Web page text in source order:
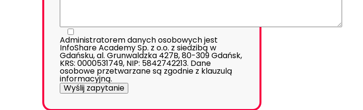
Administratorem danych osobowych jest
InfoShare Academy Sp. z o.o. z siedzibą w
Gdańsku, al. Grunwaldzka 427B, 80-309 Gdańsk,
KRS: 0000531749, NIP: 5842742213. Dane
osobowe przetwarzane są zgodnie z klauzulą
informacyjną.